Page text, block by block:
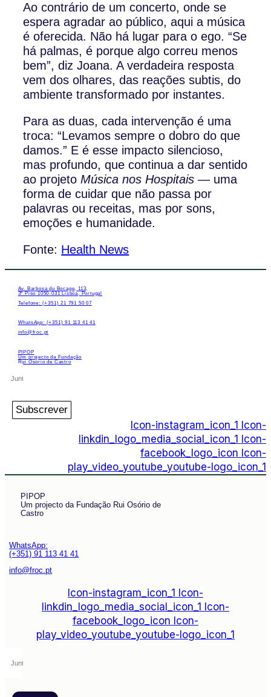
Ao contrário de um concerto, onde se
espera agradar ao público, aqui a música
é oferecida. Não há lugar para o ego. “Se
há palmas, é porque algo correu menos
bem”, diz Joana. A verdadeira resposta
vem dos olhares, das reações subtis, do
ambiente transformado por instantes.
Para as duas, cada intervenção é uma
troca: “Levamos sempre o dobro do que
damos.” E é esse impacto silencioso,
mas profundo, que continua a dar sentido
ao projetoMúsica nos Hospitais — uma
forma de cuidar que não passa por
palavras ou receitas, mas por sons,
emoções e humanidade.
Fonte: Health News
Av. Barbosa du Bocage, 113,
3º Piso 1050-031 Lisboa, Portugal
Telefone: (+351) 21 791 50 07
WhatsApp: (+351) 91 113 41 41
info@froc.pt
PIPOP
Um projecto da Fundação
Rui Osório de Castro
Subscrever
Icon-instagram_icon_1
Icon-
linkdin_logo_media_social_icon_1
Icon-
facebook_logo_icon Icon-
play_video_youtube_youtube-logo_icon_1
PIPOP
Um projecto da Fundação Rui Osório de
Castro
WhatsApp:
(+351) 91 113 41 41
info@froc.pt
Icon-instagram_icon_1
Icon-
linkdin_logo_media_social_icon_1
Icon-
facebook_logo_icon Icon-
play_video_youtube_youtube-logo_icon_1